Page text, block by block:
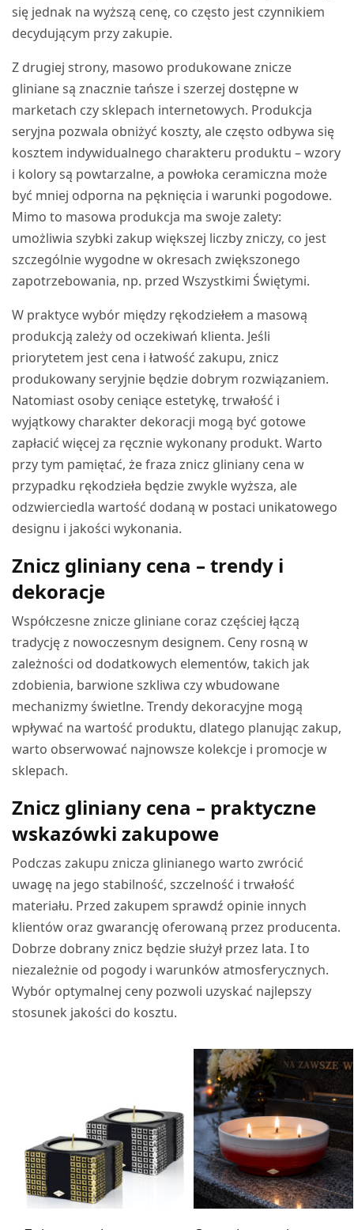
się jednak na wyższą cenę, co często jest czynnikiem
decydującym przy zakupie.
Z drugiej strony, masowo produkowane znicze
gliniane są znacznie tańsze i szerzej dostępne w
marketach czy sklepach internetowych. Produkcja
seryjna pozwala obniżyć koszty, ale często odbywa się
kosztem indywidualnego charakteru produktu – wzory
i kolory są powtarzalne, a powłoka ceramiczna może
być mniej odporna na pęknięcia i warunki pogodowe.
Mimo to masowa produkcja ma swoje zalety:
umożliwia szybki zakup większej liczby zniczy, co jest
szczególnie wygodne w okresach zwiększonego
zapotrzebowania, np. przed Wszystkimi Świętymi.
W praktyce wybór między rękodziełem a masową
produkcją zależy od oczekiwań klienta. Jeśli
priorytetem jest cena i łatwość zakupu, znicz
produkowany seryjnie będzie dobrym rozwiązaniem.
Natomiast osoby ceniące estetykę, trwałość i
wyjątkowy charakter dekoracji mogą być gotowe
zapłacić więcej za ręcznie wykonany produkt. Warto
przy tym pamiętać, że fraza znicz gliniany cena w
przypadku rękodzieła będzie zwykle wyższa, ale
odzwierciedla wartość dodaną w postaci unikatowego
designu i jakości wykonania.
Znicz gliniany cena – trendy i
dekoracje
Współczesne znicze gliniane coraz częściej łączą
tradycję z nowoczesnym designem. Ceny rosną w
zależności od dodatkowych elementów, takich jak
zdobienia, barwione szkliwa czy wbudowane
mechanizmy świetlne. Trendy dekoracyjne mogą
wpływać na wartość produktu, dlatego planując zakup,
warto obserwować najnowsze kolekcje i promocje w
sklepach.
Znicz gliniany cena – praktyczne
wskazówki zakupowe
Podczas zakupu znicza glinianego warto zwrócić
uwagę na jego stabilność, szczelność i trwałość
materiału. Przed zakupem sprawdź opinie innych
klientów oraz gwarancję oferowaną przez producenta.
Dobrze dobrany znicz będzie służył przez lata. I to
niezależnie od pogody i warunków atmosferycznych.
Wybór optymalnej ceny pozwoli uzyskać najlepszy
stosunek jakości do kosztu.